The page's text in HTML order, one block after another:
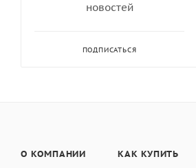
новостей
ПОДПИСАТЬСЯ
О КОМПАНИИ КАК КУПИТЬ